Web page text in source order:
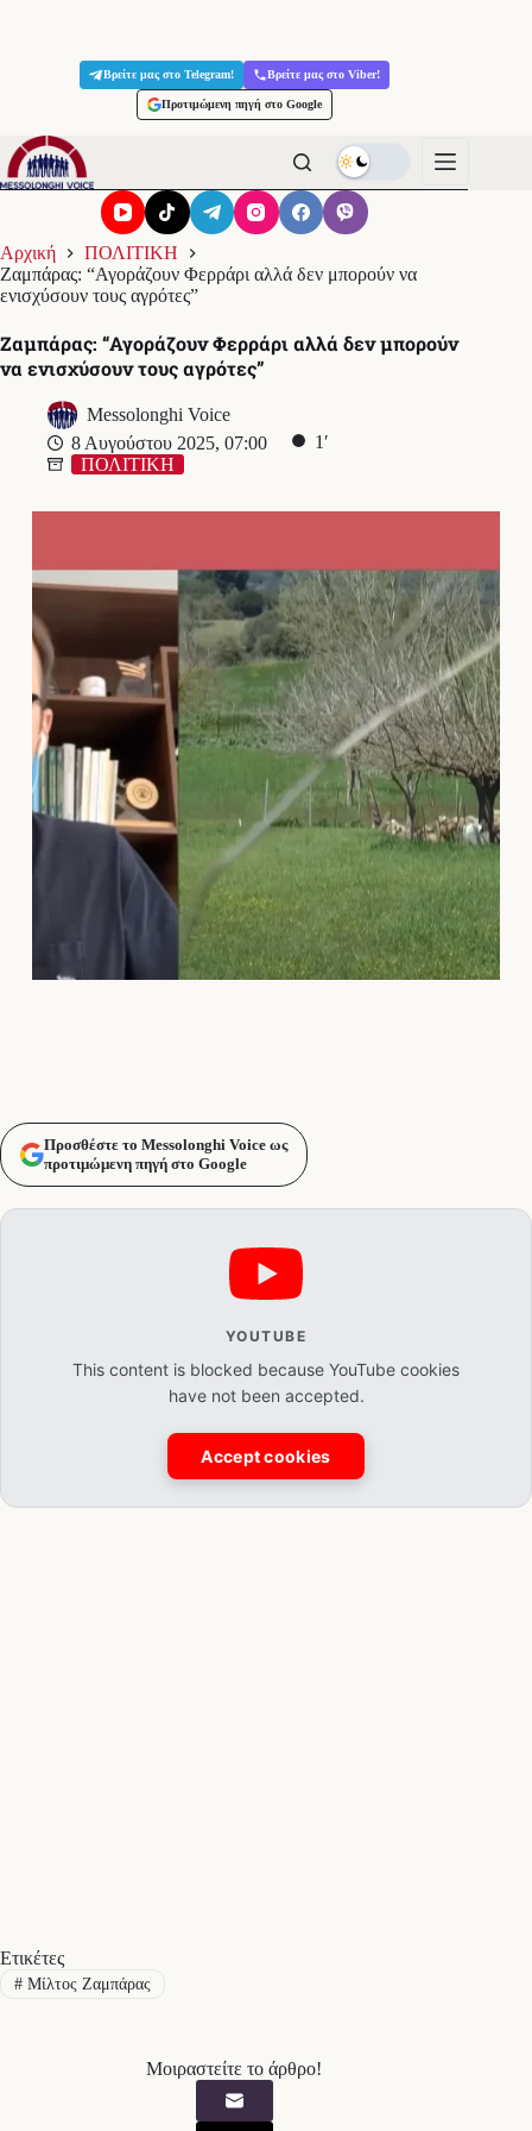
Βρείτε μας στο Telegram! Βρείτε μας στο Viber!
Προτιμώμενη πηγή στο Google
Αρχική
ΠΟΛΙΤΙΚΗ
Ζαμπάρας: “Αγοράζουν Φερράρι αλλά δεν μπορούν να
ενισχύσουν τους αγρότες”
Ζαμπάρας: “Αγοράζουν Φερράρι αλλά δεν μπορούν
να ενισχύσουν τους αγρότες”
Messolonghi Voice
8 Αυγούστου 2025, 07:00
1′
ΠΟΛΙΤΙΚΗ
Προσθέστε το Messolonghi Voice ως
προτιμώμενη πηγή στο Google
YOUTUBE
This content is blocked because YouTube cookies
have not been accepted.
Accept cookies
Ετικέτες
#Μίλτος Ζαμπάρας
Μοιραστείτε το άρθρο!